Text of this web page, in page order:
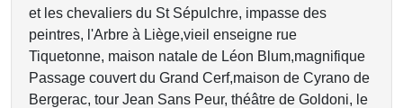
et les chevaliers du St Sépulchre, impasse des
peintres, l'Arbre à Liège,vieil enseigne rue
Tiquetonne, maison natale de Léon Blum,magnifique
Passage couvert du Grand Cerf,maison de Cyrano de
Bergerac, tour Jean Sans Peur, théâtre de Goldoni, le